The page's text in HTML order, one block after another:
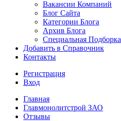
Вакансии Компаний
Блог Сайта
Категории Блога
Архив Блога
Специальная Подборка
Добавить в Справочник
Контакты
Регистрация
Вход
Главная
Главмонолитстрой ЗАО
Отзывы